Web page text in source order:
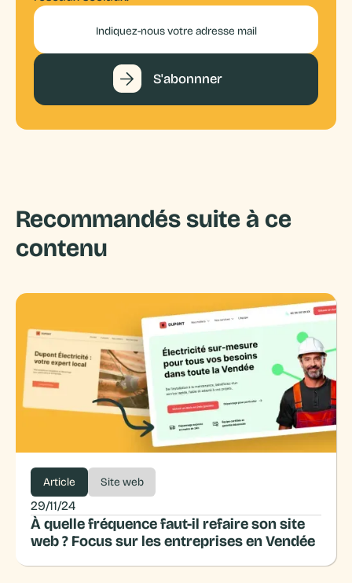
Recommandés suite à ce
contenu
Article Site web
29/11/24
À quelle fréquence faut-il refaire son site
web ? Focus sur les entreprises en Vendée